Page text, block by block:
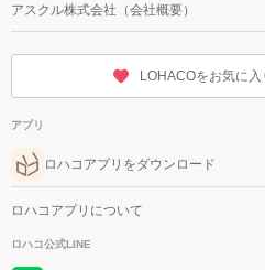
アスクル株式会社（会社概要）
LOHACOをお気に
アプリ
ロハコアプリをダウンロード
ロハコアプリについて
ロハコ公式LINE